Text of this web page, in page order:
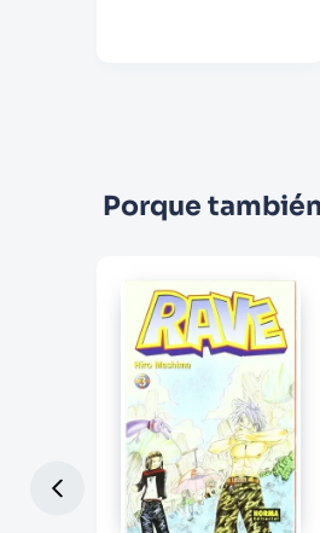
Porque